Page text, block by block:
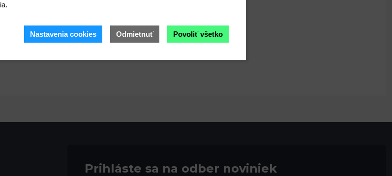
Prihláste sa na odber noviniek
Nastavenia cookies Odmietnuť Povoliť všetko